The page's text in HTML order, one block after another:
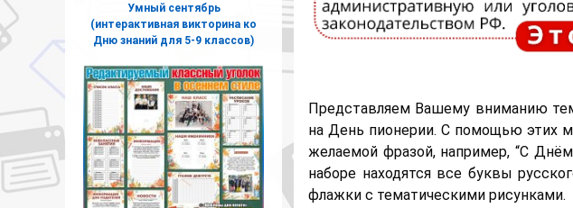
Представляем Вашему вниманию
на День пионерии. С помощью этих
желаемой фразой, например, “С Днём
наборе находятся все буквы
флажки с тематическими рисунками.
Умный сентябрь
(интерактивная викторина ко
Дню знаний для 5-9 классов)